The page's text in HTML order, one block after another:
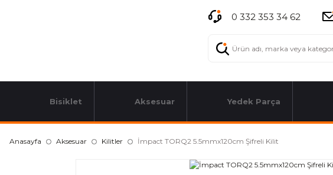
0 332 353 34 62
Bisiklet Aksesuar Yedek Parça
Anasayfa Aksesuar Kilitler İmpact TORQ2 5.5mmx120cm Şifreli Kilit